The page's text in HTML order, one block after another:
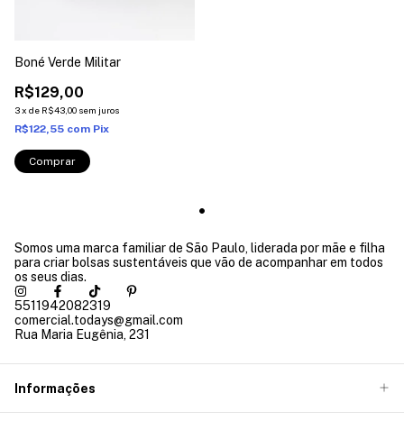
Boné Verde Militar
R$129,00
3x de R$43,00 sem juros
R$122,55 com Pix
Somos uma marca familiar de São Paulo, liderada por mãe e filha
para criar bolsas sustentáveis que vão de acompanhar em todos
os seus dias.
5511942082319
comercial.todays@gmail.com
Rua Maria Eugênia, 231
Informações